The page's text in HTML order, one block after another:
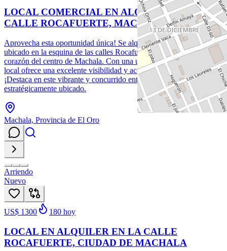
LOCAL COMERCIAL EN ALQUILER EN LA
CALLE ROCAFUERTE, MACHALA
Aprovecha esta oportunidad única! Se alquila local comercial
ubicado en la esquina de las calles Rocafuerte y Ayacucho, en el
corazón del centro de Machala. Con una ubicación privilegiada, este
local ofrece una excelente visibilidad y acceso para tu negocio.
¡Destaca en este vibrante y concurrido entorno con este local
estratégicamente ubicado.
Machala, Provincia de El Oro
Arriendo
Nuevo
US$ 1300 180 hoy
LOCAL EN ALQUILER EN LA CALLE
ROCAFUERTE, CIUDAD DE MACHALA